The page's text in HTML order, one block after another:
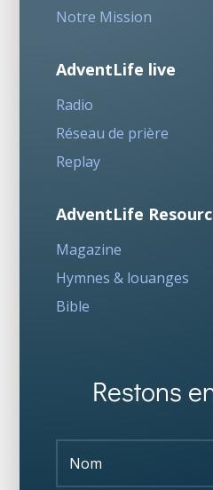
Notre Mission
AdventLife live
Radio
Réseau de prière
Replay
AdventLife
Magazine
Hymnes & louanges
Bible
Restons